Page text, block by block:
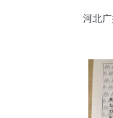
河北